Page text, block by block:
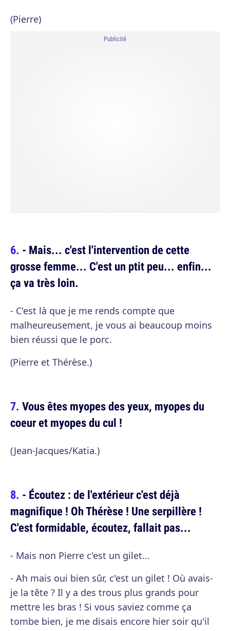
(Pierre)
Publicité
- Mais... c'est l'intervention de cette
grosse femme... C'est un ptit peu... enfin...
ça va très loin.
- C'est là que je me rends compte que
malheureusement, je vous ai beaucoup moins
bien réussi que le porc.
(Pierre et Thérèse.)
Vous êtes myopes des yeux, myopes du
coeur et myopes du cul !
(Jean-Jacques/Katia.)
- Écoutez : de l'extérieur c'est déjà
magnifique ! Oh Thérèse ! Une serpillère !
C'est formidable, écoutez, fallait pas...
- Mais non Pierre c'est un gilet…
- Ah mais oui bien sûr, c'est un gilet ! Où avais-
je la tête ? Il y a des trous plus grands pour
mettre les bras ! Si vous saviez comme ça
tombe bien, je me disais encore hier soir qu'il